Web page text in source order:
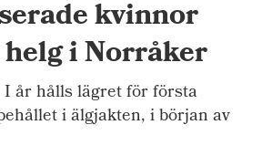
kvinnor
i Norråker
år hålls lägret för första
i älgjakten, i början av